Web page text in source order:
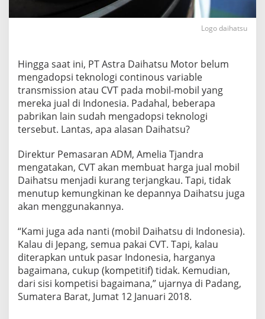
D
k
u
t
i
D
a
h
t
s
u
n
d
n
e
s
i
a
?
Logo daihatsu
Hingga saat ini, PT Astra Daihatsu Motor belum
mengadopsi teknologi continous variable
transmission atau CVT pada mobil-mobil yang
mereka jual di Indonesia. Padahal, beberapa
pabrikan lain sudah mengadopsi teknologi
tersebut. Lantas, apa alasan Daihatsu?
Direktur Pemasaran ADM, Amelia Tjandra
mengatakan, CVT akan membuat harga jual mobil
Daihatsu menjadi kurang terjangkau. Tapi, tidak
menutup kemungkinan ke depannya Daihatsu juga
akan menggunakannya.
“Kami juga ada nanti (mobil Daihatsu di Indonesia).
Kalau di Jepang, semua pakai CVT. Tapi, kalau
diterapkan untuk pasar Indonesia, harganya
bagaimana, cukup (kompetitif) tidak. Kemudian,
dari sisi kompetisi bagaimana,” ujarnya di Padang,
Sumatera Barat, Jumat 12 Januari 2018.